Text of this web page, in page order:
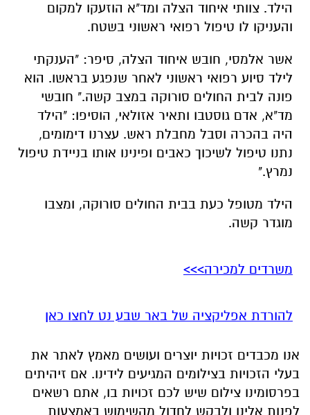
לילד סיוע רפואי ראשוני לאחר שנפגע בראשו. הוא
פונה לבית החולים סורוקה במצב קשה."
היה בהכרה וסבל מחבלת ראש. עצרנו דימומים,
נתנו טיפול לשיכוך כאבים ופינינו אותו בניידת טיפול
נמרץ."
הילד מטופל כעת בבית החולים סורוקה, ומצבו
מוגדר קשה.
משרדים למכירה>>>
בפרסומינו צילום שיש לכם זכויות בו, אתם רשאים
כתובת המייל:ram@isnet.co.il